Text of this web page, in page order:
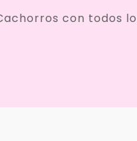
con todos